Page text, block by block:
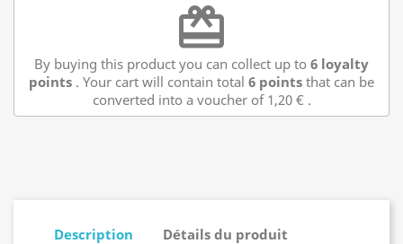
redeem
By buying this product you can collect up to 6 loyalty
points . Your cart will contain total 6 points that can be
converted into a voucher of 1,20 € .
Description Détails du produit